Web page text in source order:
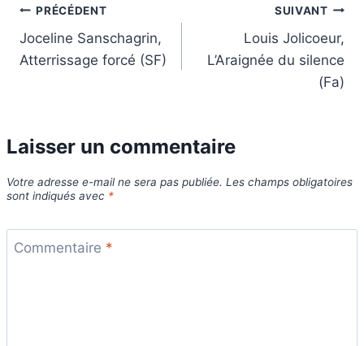
Navigation
de
PRÉCÉDENT
Joceline Sanschagrin,
Atterrissage forcé (SF)
SUIVANT
Louis Jolicoeur,
L’Araignée du silence
(Fa)
Laisser un commentaire
Votre adresse e-mail ne sera pas publiée. Les champs obligatoires
sont indiqués avec *
Commentaire *